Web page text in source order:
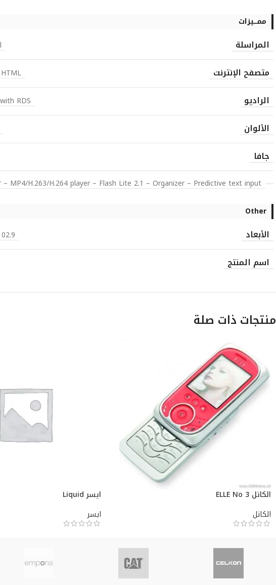
ممـــيزات
المراسلة
متصفح الإنترنت
الراديو RDS
الألوان
جافا
– MP4/H.263/H.264 player – Flash Lite 2.1 – Organizer – Predictive text input
Other
الأبعاد x 52 x 15.5 mm
اسم المنتج
منتجات ذات صلة
الكاتل ELLE No 3
الكاتل
ايسر Liquid
ايسر